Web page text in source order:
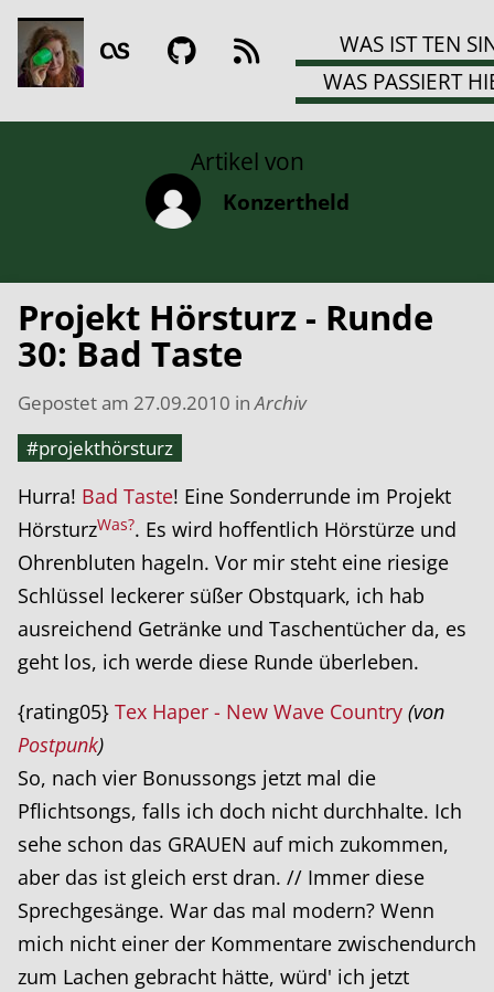
WAS IST TEN
WAS PASSIERT
Artikel von
Konzertheld
Projekt Hörsturz - Runde
30: Bad Taste
Gepostet am 27.09.2010 inArchiv
#projekthörsturz
Hurra! Bad Taste! Eine Sonderrunde im Projekt
HörsturzWas?. Es wird hoffentlich Hörstürze und
Ohrenbluten hageln. Vor mir steht eine riesige
Schlüssel leckerer süßer Obstquark, ich hab
ausreichend Getränke und Taschentücher da, es
geht los, ich werde diese Runde überleben.
{rating05} Tex Haper - New Wave Country (von
Postpunk)
So, nach vier Bonussongs jetzt mal die
Pflichtsongs, falls ich doch nicht durchhalte. Ich
sehe schon das GRAUEN auf mich zukommen,
aber das ist gleich erst dran. // Immer diese
Sprechgesänge. War das mal modern? Wenn
mich nicht einer der Kommentare zwischendurch
zum Lachen gebracht hätte, würd' ich jetzt